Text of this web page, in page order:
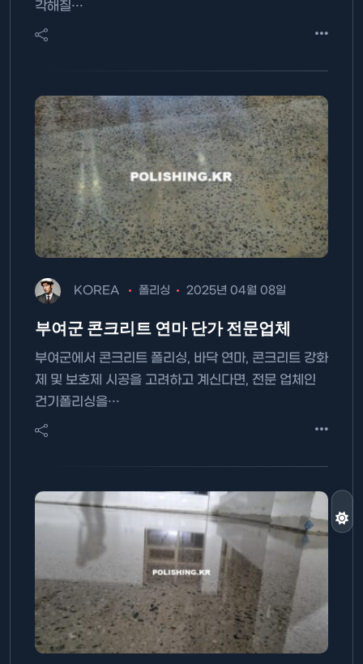
각해질…
KOREA 폴리싱 2025년 04월 08일
부여군 콘크리트 연마 단가 전문업체
부여군에서 콘크리트 폴리싱, 바닥 연마, 콘크리트 강화
제 및 보호제 시공을 고려하고 계신다면, 전문 업체인
건기폴리싱을…